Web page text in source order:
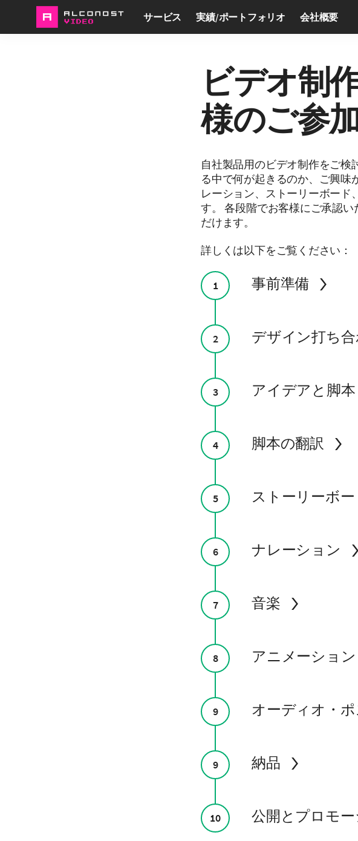
サービス 実績/ポートフォリオ 会社概要
ビデオ制
様のご参
自社製品用のビデオ制作をご検
る中で何が起きるのか、ご興味
レーション、ストーリーボード
す。 各段階でお客様にご承認
だけます。
詳しくは以下をご覧ください：
1 事前準備
2 デザイン打ち
3 アイデアと脚本
4 脚本の翻訳
5 ストーリーボー
6 ナレーション
7 音楽
8 アニメーション
9 オーディオ・
9 納品
10 公開とプロモ